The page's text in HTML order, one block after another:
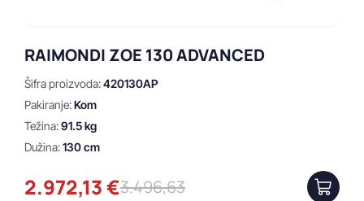
RAIMONDI ZOE 130 ADVANCED
Šifra proizvoda:420130AP
Pakiranje:Kom
Težina:91.5 kg
Dužina:130 cm
2.972,13 €3.496,63